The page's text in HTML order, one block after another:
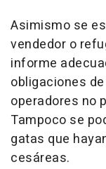
Asimismo se
vendedor o
informe
obligaciones
operadores no
Tampoco se
gatas que
cesáreas.